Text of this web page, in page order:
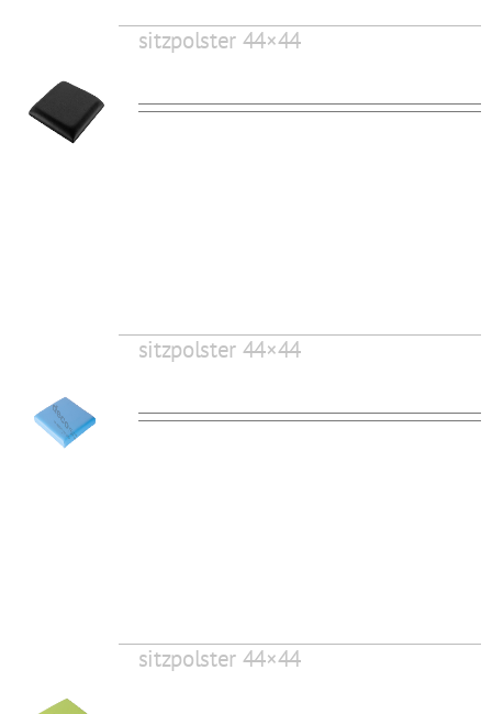
sitzpolster 44×44
sitzpolster 44×44
sitzpolster 44×44